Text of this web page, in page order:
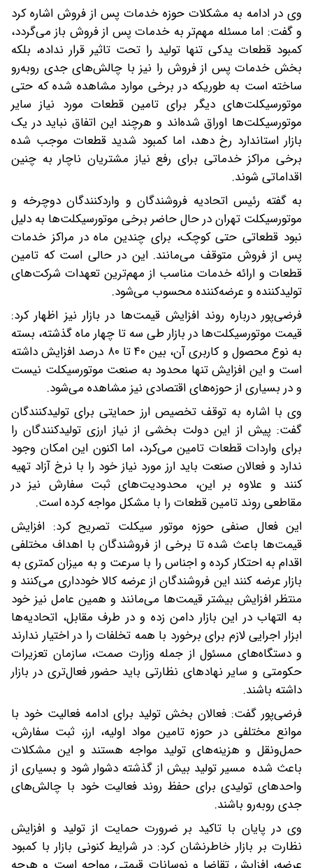
وی در ادامه به مشکلات حوزه خدمات پس از فروش اشاره کرد
و گفت: اما مسئله مهم‌تر به خدمات پس از فروش باز می‌گردد،
کمبود قطعات یدکی تنها تولید را تحت تاثیر قرار نداده، بلکه
بخش خدمات پس از فروش را نیز با چالش‌های جدی روبه‌رو
ساخته است به طوریکه در برخی موارد مشاهده شده که حتی
موتورسیکلت‌های دیگر برای تامین قطعات مورد نیاز سایر
موتورسیکلت‌ها اوراق شده‌اند و هرچند این اتفاق نباید در یک
بازار استاندارد رخ دهد، اما کمبود شدید قطعات موجب شده
برخی مراکز خدماتی برای رفع نیاز مشتریان ناچار به چنین
اقداماتی شوند.
به گفته رئیس اتحادیه فروشندگان و واردکنندگان دوچرخه و
موتورسیکلت تهران در حال حاضر برخی موتورسیکلت‌ها به دلیل
نبود قطعاتی حتی کوچک، برای چندین ماه در مراکز خدمات
پس از فروش متوقف می‌مانند. این در حالی است که تامین
قطعات و ارائه خدمات مناسب از مهم‌ترین تعهدات شرکت‌های
تولیدکننده و عرضه‌کننده محسوب می‌شود.
فرضی‌پور درباره روند افزایش قیمت‌ها در بازار نیز اظهار کرد:
قیمت موتورسیکلت‌ها در بازار طی سه تا چهار ماه گذشته، بسته
به نوع محصول و کاربری آن، بین ۴۰ تا ۸۰ درصد افزایش داشته‌
است و این افزایش تنها محدود به صنعت موتورسیکلت نیست
و در بسیاری از حوزه‌های اقتصادی نیز مشاهده می‌شود.
وی با اشاره به توقف تخصیص ارز حمایتی برای تولیدکنندگان
گفت: پیش از این دولت بخشی از نیاز ارزی تولیدکنندگان را
برای واردات قطعات تامین می‌کرد، اما اکنون این امکان وجود
ندارد و فعالان صنعت باید ارز مورد نیاز خود را با نرخ آزاد تهیه
کنند و علاوه بر این، محدودیت‌های ثبت سفارش نیز در
مقاطعی روند تامین قطعات را با مشکل مواجه کرده است.
این فعال صنفی حوزه موتور سیکلت تصریح کرد: افزایش
قیمت‌ها باعث شده تا برخی از فروشندگان با اهداف مختلفی
اقدام به احتکار کرده و اجناس را با سرعت و به میزان کمتری به
بازار عرضه کنند این فروشندگان از عرضه کالا خودداری می‌کنند و
منتظر افزایش بیشتر قیمت‌ها می‌مانند و همین عامل نیز خود
به التهاب در این بازار دامن زده و در طرف مقابل، اتحادیه‌ها
ابزار اجرایی لازم برای برخورد با همه تخلفات را در اختیار ندارند
و دستگاه‌های مسئول از جمله وزارت صمت، سازمان تعزیرات
حکومتی و سایر نهادهای نظارتی باید حضور فعال‌تری در بازار
داشته باشند.
فرضی‌پور گفت: فعالان بخش تولید برای ادامه فعالیت خود با
موانع مختلفی در حوزه تامین مواد اولیه، ارز، ثبت سفارش،
حمل‌ونقل و هزینه‌های تولید مواجه هستند و این مشکلات
باعث شده مسیر تولید بیش از گذشته دشوار شود و بسیاری از
واحدهای تولیدی برای حفظ روند فعالیت خود با چالش‌های
جدی روبه‌رو باشند.
وی در پایان با تاکید بر ضرورت حمایت از تولید و افزایش
نظارت بر بازار خاطرنشان کرد: در شرایط کنونی بازار با کمبود